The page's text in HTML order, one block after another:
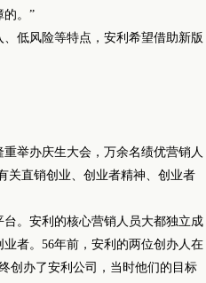
的。”
低风险等特点，安利希望借助新版
举办庆生大会，万余名绩优营销人
关直销创业、创业者精神、创业者
。安利的核心营销人员大都独立成
者。56年前，安利的两位创办人在
创办了安利公司，当时他们的目标